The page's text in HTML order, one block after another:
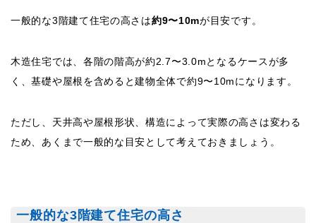
一般的な3階建て住宅の高さは約9〜10mが目安です。
木造住宅では、各階の階高が約2.7〜3.0mとなるケースが多
く、基礎や屋根を含めると建物全体で約9〜10mになります。
ただし、天井高や屋根形状、構造によって実際の高さは変わる
ため、あくまで一般的な目安として考えておきましょう。
一般的な3階建て住宅の高さ